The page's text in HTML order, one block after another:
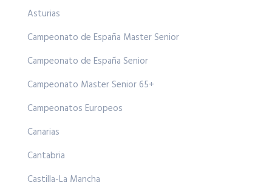
Asturias
Campeonato de España Master Senior
Campeonato de España Senior
Campeonato Master Senior 65+
Campeonatos Europeos
Canarias
Cantabria
Castilla-La Mancha